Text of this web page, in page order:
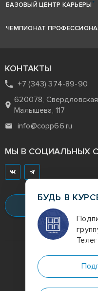
БАЗОВЫЙ ЦЕНТР КАРЬЕРЫ
ЧЕМПИОНАТ
КОНТАКТЫ
+7 (343) 374-89-90
620078, Свердловская
Малышева, 117
info@copp66.ru
МЫ В СОЦИАЛЬНЫХ
БУДЬ В